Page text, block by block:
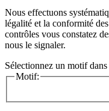
Nous effectuons
légalité et la conformité
contrôles vous constatez
nous le signaler.
Sélectionnez un motif
Motif: